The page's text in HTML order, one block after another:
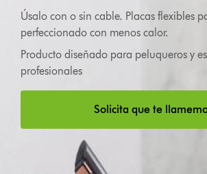
Úsalo con o sin cable. Placas flexibles
perfeccionado con menos calor.
Producto diseñado para peluqueros y
profesionales
Solicita que te